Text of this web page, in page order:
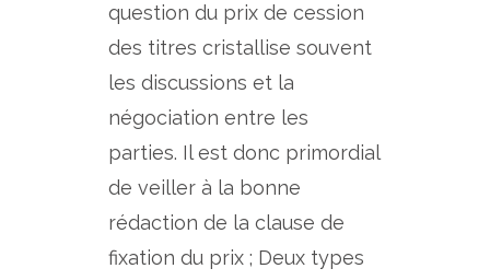
question du prix de cession
des titres cristallise souvent
les discussions et la
négociation entre les
parties. Il est donc primordial
de veiller à la bonne
rédaction de la clause de
fixation du prix ; Deux types